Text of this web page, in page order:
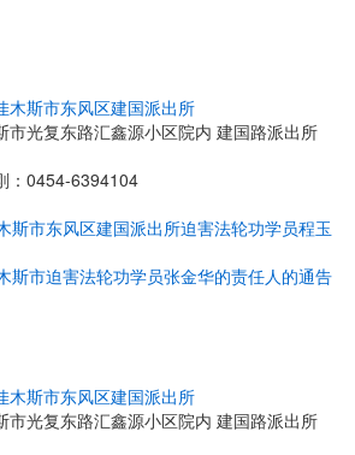
木斯市东风区建国派出所
市光复东路汇鑫源小区院内 建国路派出所
：0454-6394104
斯市东风区建国派出所迫害法轮功学员程玉
斯市迫害法轮功学员张金华的责任人的通告
木斯市东风区建国派出所
市光复东路汇鑫源小区院内 建国路派出所